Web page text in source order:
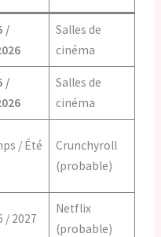
/
Salles de
cinéma
/
Salles de
cinéma
/ Été
Crunchyroll
(probable)
/ 2027
Netflix
(probable)